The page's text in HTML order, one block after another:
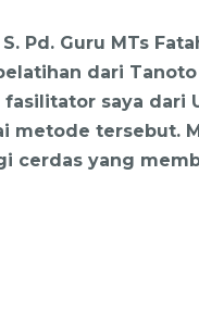
Pd. Guru MTs
dari
fasilitator saya dari
metode tersebut.
cerdas yang